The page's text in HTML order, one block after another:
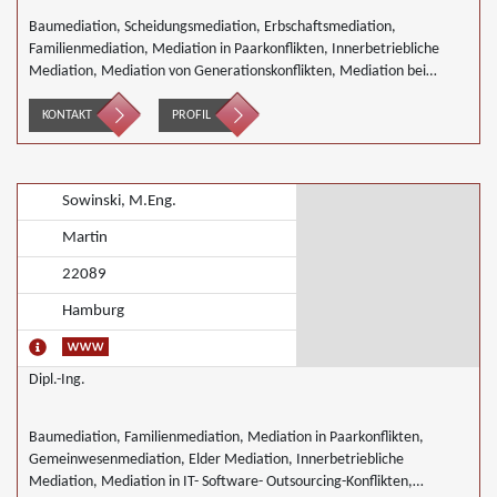
Baumediation, Scheidungsmediation, Erbschaftsmediation,
Familienmediation, Mediation in Paarkonflikten, Innerbetriebliche
Mediation, Mediation von Generationskonflikten, Mediation bei
Gesellschafterkonflikten, Mediation von Unternehmensnachfolgen,
Täter/Opfer Ausgleich, Begleiteter Umgang, Wirtschaftsmediation
KONTAKT PROFIL
Sowinski, M.Eng.
Martin
22089
Hamburg
Dipl.-Ing.
Baumediation, Familienmediation, Mediation in Paarkonflikten,
Gemeinwesenmediation, Elder Mediation, Innerbetriebliche
Mediation, Mediation in IT- Software- Outsourcing-Konflikten,